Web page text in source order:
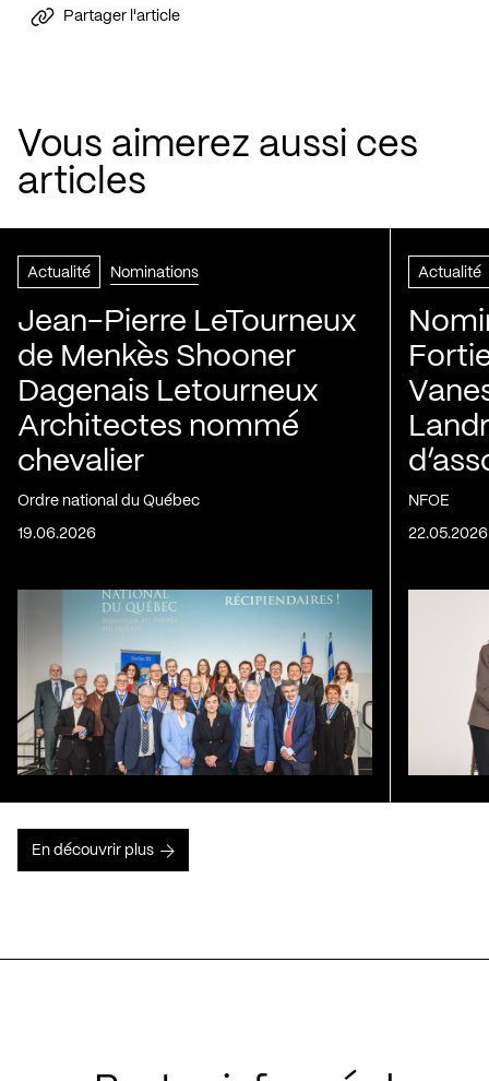
Partager l'article
Vous aimerez aussi ces
articles
Actualité Nominations
Jean-Pierre LeTourneux
de Menkès Shooner
Dagenais Letourneux
Architectes nommé
chevalier
Ordre national du Québec
19.06.2026
Actualité
NFOE
22.05.2026
En découvrir plus